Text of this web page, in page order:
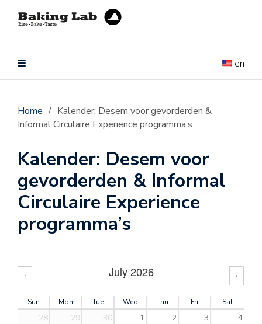
en
Home / Kalender: Desem voor gevorderden &
Informal Circulaire Experience programma’s
Kalender: Desem voor
gevorderden & Informal
Circulaire Experience
programma’s
‹ July 2026 ›
Sun Mon Tue Wed Thu Fri Sat
28 29 30 1 2 3 4